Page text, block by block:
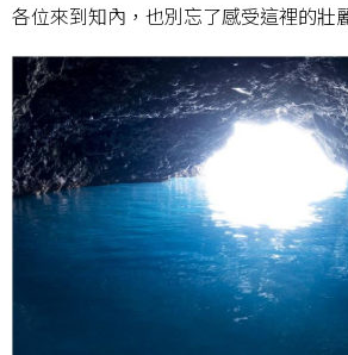
各位來到知內，也別忘了感受這裡的壯